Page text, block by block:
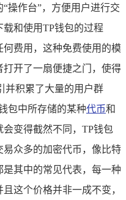
“操作台”，方便用户进行交
和使用TP钱包的过程
费用，这种免费使用的模
开了一扇便捷之门，使得
并积累了大量的用户群
包中所存储的某种代币和
变得截然不同，TP钱包
众多的加密代币，像比特
其中的常见代表，每一种
这个价格并非一成不变，